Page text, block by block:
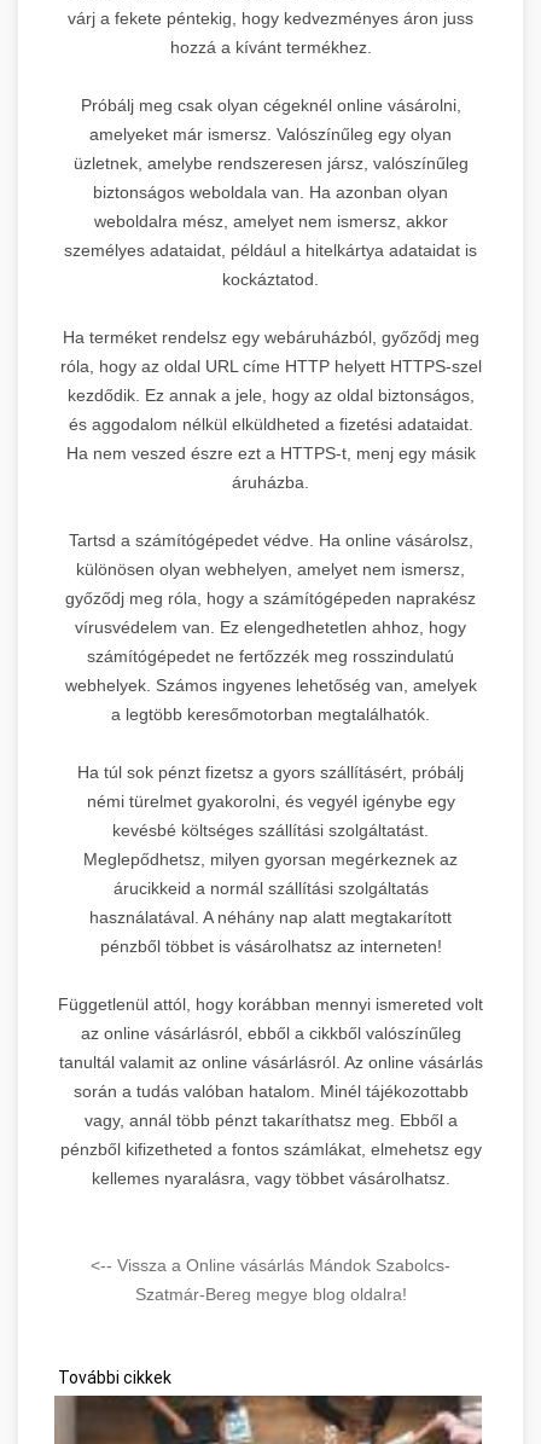
várj a fekete péntekig, hogy kedvezményes áron juss
hozzá a kívánt termékhez.
Próbálj meg csak olyan cégeknél online vásárolni,
amelyeket már ismersz. Valószínűleg egy olyan
üzletnek, amelybe rendszeresen jársz, valószínűleg
biztonságos weboldala van. Ha azonban olyan
weboldalra mész, amelyet nem ismersz, akkor
személyes adataidat, például a hitelkártya adataidat is
kockáztatod.
Ha terméket rendelsz egy webáruházból, győződj meg
róla, hogy az oldal URL címe HTTP helyett HTTPS-szel
kezdődik. Ez annak a jele, hogy az oldal biztonságos,
és aggodalom nélkül elküldheted a fizetési adataidat.
Ha nem veszed észre ezt a HTTPS-t, menj egy másik
áruházba.
Tartsd a számítógépedet védve. Ha online vásárolsz,
különösen olyan webhelyen, amelyet nem ismersz,
győződj meg róla, hogy a számítógépeden naprakész
vírusvédelem van. Ez elengedhetetlen ahhoz, hogy
számítógépedet ne fertőzzék meg rosszindulatú
webhelyek. Számos ingyenes lehetőség van, amelyek
a legtöbb keresőmotorban megtalálhatók.
Ha túl sok pénzt fizetsz a gyors szállításért, próbálj
némi türelmet gyakorolni, és vegyél igénybe egy
kevésbé költséges szállítási szolgáltatást.
Meglepődhetsz, milyen gyorsan megérkeznek az
árucikkeid a normál szállítási szolgáltatás
használatával. A néhány nap alatt megtakarított
pénzből többet is vásárolhatsz az interneten!
Függetlenül attól, hogy korábban mennyi ismereted volt
az online vásárlásról, ebből a cikkből valószínűleg
tanultál valamit az online vásárlásról. Az online vásárlás
során a tudás valóban hatalom. Minél tájékozottabb
vagy, annál több pénzt takaríthatsz meg. Ebből a
pénzből kifizetheted a fontos számlákat, elmehetsz egy
kellemes nyaralásra, vagy többet vásárolhatsz.
<-- Vissza a Online vásárlás Mándok Szabolcs-
Szatmár-Bereg megye blog oldalra!
További cikkek